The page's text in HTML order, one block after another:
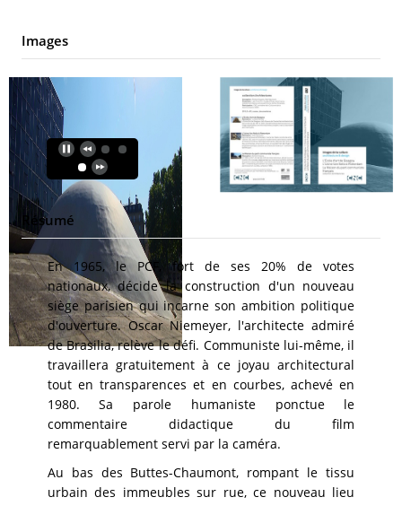
Images
Résumé
En 1965, le PCF, fort de ses 20% de votes
nationaux, décide la construction d'un nouveau
siège parisien qui incarne son ambition politique
d'ouverture. Oscar Niemeyer, l'architecte admiré
de Brasilia, relève le défi. Communiste lui-même, il
travaillera gratuitement à ce joyau architectural
tout en transparences et en courbes, achevé en
1980. Sa parole humaniste ponctue le
commentaire didactique du film
remarquablement servi par la caméra.
Au bas des Buttes-Chaumont, rompant le tissu
urbain des immeubles sur rue, ce nouveau lieu